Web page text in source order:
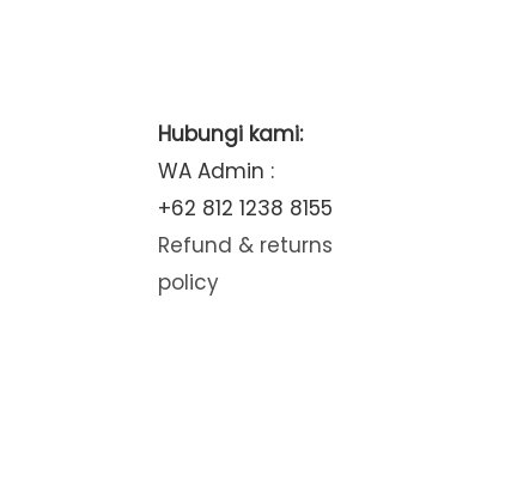
Hubungi kami:
WA Admin :
+62 812 1238 8155
Refund & returns
policy